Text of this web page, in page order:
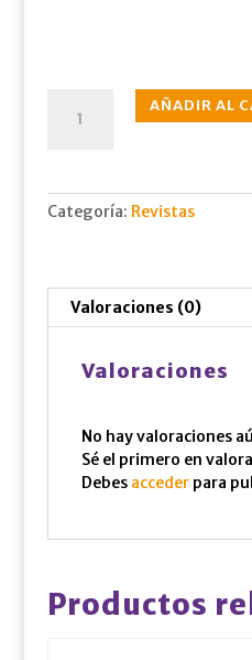
AÑADIR AL
Categoría: Revistas
Valoraciones (0)
Valoraciones
No hay valoraciones
Sé el primero en
Debes accederpara
Productos